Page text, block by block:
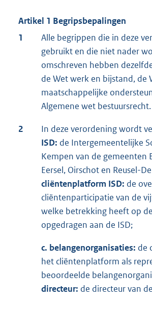
Artikel 1 Begripsbepalingen
1
Alle begrippen die in deze
gebruikt en die niet nader
omschreven hebben
de Wet werk en bijstand, de
maatschappelijke
Algemene wet bestuursrecht.
2 In deze verordening wordt
ISD: de Intergemeentelijke
Kempen van de gemeenten
Eersel, Oirschot en Reusel-
cliëntenplatform ISD: de
cliëntenparticipatie van de
welke betrekking heeft op
opgedragen aan de ISD;
c. belangenorganisaties: de
het cliëntenplatform als
beoordeelde
directeur: de directeur van